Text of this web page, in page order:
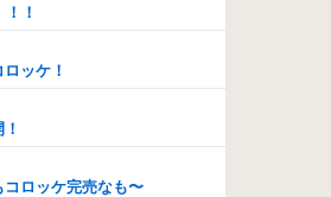
！
ッケ！
コロッケ完売なも〜